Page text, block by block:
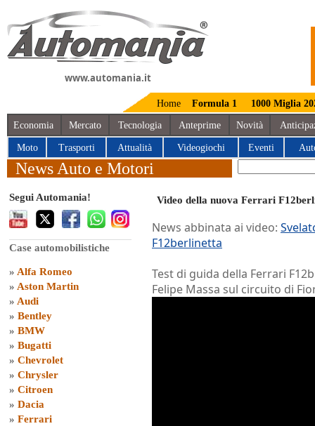
www.automania.it
Home Formula 1 1000 Miglia
Economia Mercato Tecnologia Anteprime Novità
Moto Trasporti Attualità Videogiochi Eventi
News Auto e Motori
Segui Automania!
Case automobilistiche
» Alfa Romeo
» Aston Martin
» Audi
» Bentley
» BMW
» Bugatti
» Chevrolet
» Chrysler
» Citroen
» Dacia
» Ferrari
Video della nuova Ferrari
News abbinata ai video:
F12berlinetta
Test di guida della Ferrari
Felipe Massa sul circuito di